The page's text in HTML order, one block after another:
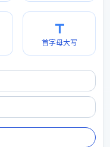
首字母大写